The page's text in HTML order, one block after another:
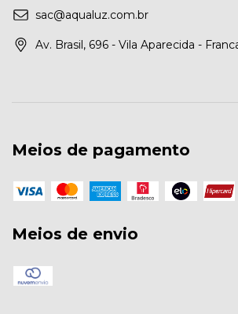
sac@aqualuz.com.br
Av. Brasil, 696 - Vila Aparecida -
Meios de pagamento
Meios de envio